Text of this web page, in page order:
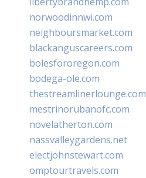
norwoodinnwi.com
neighboursmarket.com
blackanguscareers.com
bolesfororegon.com
bodega-ole.com
thestreamlinerlounge.com
mestrinorubanofc.com
novelatherton.com
nassvalleygardens.net
electjohnstewart.com
omptourtravels.com